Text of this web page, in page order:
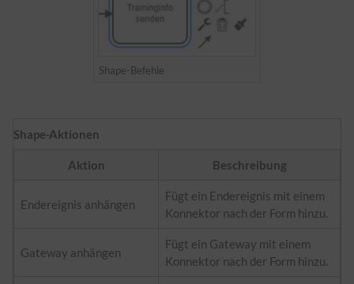
Shape-Befehle
Shape-Aktionen
Aktion Beschreibung
Endereignis anhängen
Fügt ein Endereignis mit einem
Konnektor nach der Form hinzu.
Gateway anhängen
Fügt ein Gateway mit einem
Konnektor nach der Form hinzu.